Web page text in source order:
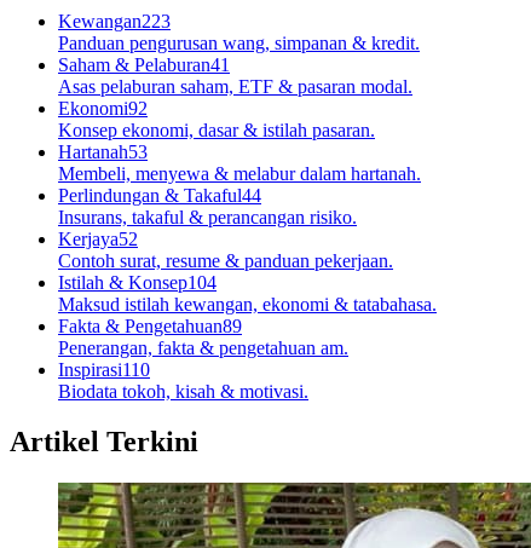
Kewangan223
Panduan pengurusan wang, simpanan & kredit.
Saham & Pelaburan41
Asas pelaburan saham, ETF & pasaran modal.
Ekonomi92
Konsep ekonomi, dasar & istilah pasaran.
Hartanah53
Membeli, menyewa & melabur dalam hartanah.
Perlindungan & Takaful44
Insurans, takaful & perancangan risiko.
Kerjaya52
Contoh surat, resume & panduan pekerjaan.
Istilah & Konsep104
Maksud istilah kewangan, ekonomi & tatabahasa.
Fakta & Pengetahuan89
Penerangan, fakta & pengetahuan am.
Inspirasi110
Biodata tokoh, kisah & motivasi.
Artikel Terkini